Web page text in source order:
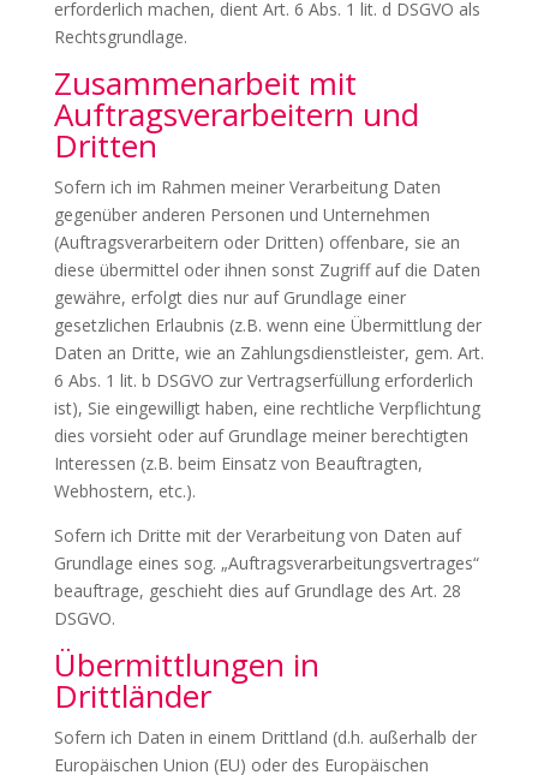
erforderlich machen, dient Art. 6 Abs. 1 lit. d DSGVO als
Rechtsgrundlage.
Zusammenarbeit mit
Auftragsverarbeitern und
Dritten
Sofern ich im Rahmen meiner Verarbeitung Daten
gegenüber anderen Personen und Unternehmen
(Auftragsverarbeitern oder Dritten) offenbare, sie an
diese übermittel oder ihnen sonst Zugriff auf die Daten
gewähre, erfolgt dies nur auf Grundlage einer
gesetzlichen Erlaubnis (z.B. wenn eine Übermittlung der
Daten an Dritte, wie an Zahlungsdienstleister, gem. Art.
6 Abs. 1 lit. b DSGVO zur Vertragserfüllung erforderlich
ist), Sie eingewilligt haben, eine rechtliche Verpflichtung
dies vorsieht oder auf Grundlage meiner berechtigten
Interessen (z.B. beim Einsatz von Beauftragten,
Webhostern, etc.).
Sofern ich Dritte mit der Verarbeitung von Daten auf
Grundlage eines sog. „Auftragsverarbeitungsvertrages“
beauftrage, geschieht dies auf Grundlage des Art. 28
DSGVO.
Übermittlungen in
Drittländer
Sofern ich Daten in einem Drittland (d.h. außerhalb der
Europäischen Union (EU) oder des Europäischen